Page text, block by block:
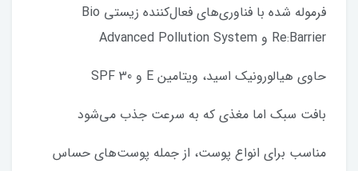
فرموله شده با فناوری‌های فعال‌کننده زیستی Bio
Re:Barrier و Advanced Pollution System
حاوی هیالورونیک اسید، ویتامین E و SPF 30
بافت سبک اما مغذی که به سرعت جذب می‌شود
مناسب برای انواع پوست، از جمله پوست‌های حساس